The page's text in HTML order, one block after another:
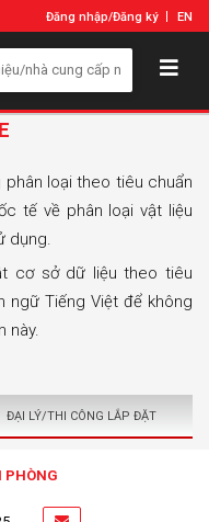
Đăng nhập/Đăng ký EN
loại theo tiêu chuẩn
tế về phân loại vật liệu
dụng.
cơ sở dữ liệu theo tiêu
ngữ Tiếng Việt để không
này.
ĐẠI LÝ/THI CÔNG LẮP ĐẶT
PHÒNG